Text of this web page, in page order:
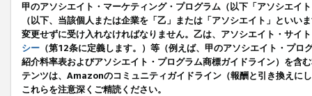
甲のアソシエイト・マーケティング・プログラム（以下「アソシエイ
（以下、当該個人または企業を「乙」または「アソシエイト」とい
変更せずに受け入れなければなりません。乙は、アソシエイト・サイ
シー （第12条に定義します。）等（例えば、甲のアソシエイト・プ
紹介料率表およびアソシエイト・プログラム商標ガイドライン）を
テンツは、Amazonのコミュニティガイドライン（報酬と引き換えに
これらを注意深くご精読ください。